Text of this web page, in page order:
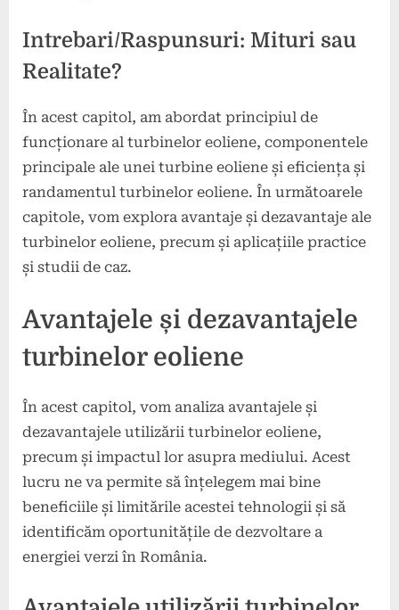
Intrebari/Raspunsuri: Mituri sau
Realitate?
În acest capitol, am abordat principiul de
funcționare al turbinelor eoliene, componentele
principale ale unei turbine eoliene și eficiența și
randamentul turbinelor eoliene. În următoarele
capitole, vom explora avantaje și dezavantaje ale
turbinelor eoliene, precum și aplicațiile practice
și studii de caz.
Avantajele și dezavantajele
turbinelor eoliene
În acest capitol, vom analiza avantajele și
dezavantajele utilizării turbinelor eoliene,
precum și impactul lor asupra mediului. Acest
lucru ne va permite să înțelegem mai bine
beneficiile și limitările acestei tehnologii și să
identificăm oportunitățile de dezvoltare a
energiei verzi în România.